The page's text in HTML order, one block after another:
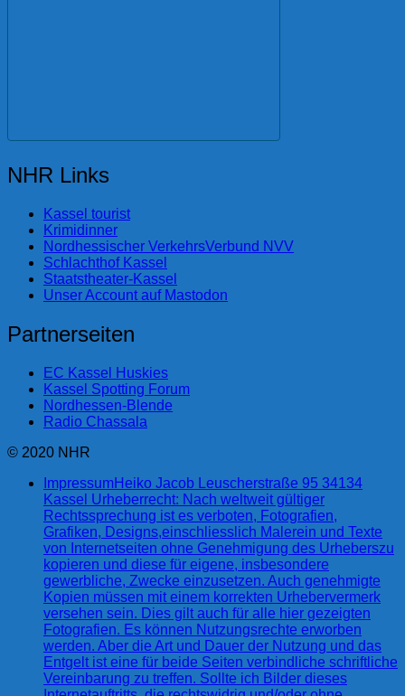
NHR Links
Kassel tourist
Krimidinner
Nordhessischer VerkehrsVerbund NVV
Schlachthof Kassel
Staatstheater-Kassel
Unser Account auf Mastodon
Partnerseiten
EC Kassel Huskies
Kassel Spotting Forum
Nordhessen-Blende
Radio Chassala
© 2020 NHR
ImpressumHeiko Jacob Leuscherstraße 95 34134
Kassel Urheberrecht: Nach weltweit gültiger
Rechtssprechung ist es verboten, Fotografien,
Grafiken, Designs,einschliesslich Malerein und Texte
von Internetseiten ohne Genehmigung des Urheberszu
kopieren und diese für eigene, insbesondere
gewerbliche, Zwecke einzusetzen. Auch genehmigte
Kopien müssen mit einem korrekten Urhebervermerk
versehen sein. Dies gilt auch für alle hier gezeigten
Fotografien. Es können Nutzungsrechte erworben
werden. Aber die Art und Dauer der Nutzung und das
Entgelt ist eine für beide Seiten verbindliche schriftliche
Vereinbarung zu treffen. Sollte ich Bilder dieses